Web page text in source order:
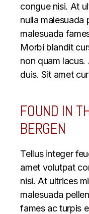
congue nisi. At
nulla malesuada
malesuada
Morbi blandit
non quam lacus.
duis. Sit amet
FOUND IN
BERGEN
Tellus integer
amet volutpat
nisi. At ultrices
malesuada
fames ac turpis